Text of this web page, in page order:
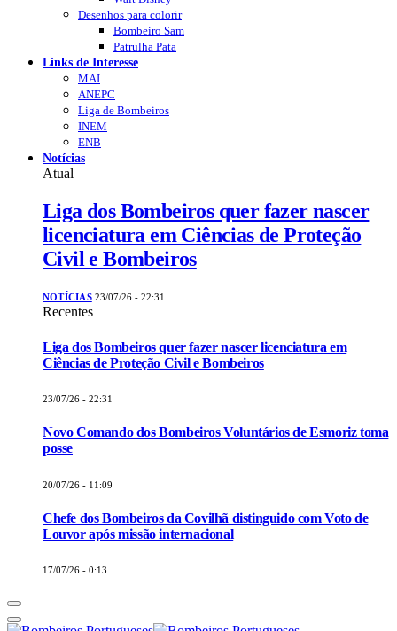
Desenhos para colorir
Bombeiro Sam
Patrulha Pata
Links de Interesse
MAI
ANEPC
Liga de Bombeiros
INEM
ENB
Notícias
Atual
Liga dos Bombeiros quer fazer nascer
licenciatura em Ciências de Proteção
Civil e Bombeiros
NOTÍCIAS 23/07/26 - 22:31
Recentes
Liga dos Bombeiros quer fazer nascer licenciatura em
Ciências de Proteção Civil e Bombeiros
23/07/26 - 22:31
Novo Comando dos Bombeiros Voluntários de Esmoriz toma
posse
20/07/26 - 11:09
Chefe dos Bombeiros da Covilhã distinguido com Voto de
Louvor após missão internacional
17/07/26 - 0:13